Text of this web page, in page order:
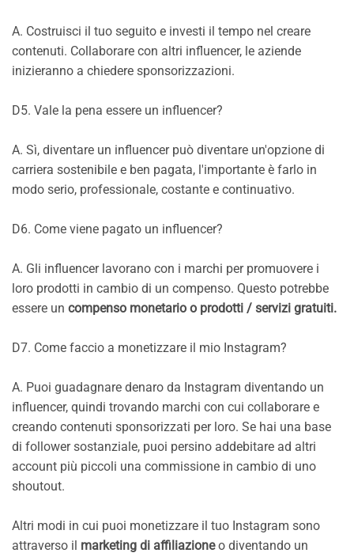
A. Costruisci il tuo seguito e investi il tempo nel creare
contenuti. Collaborare con altri influencer, le aziende
inizieranno a chiedere sponsorizzazioni.
D5. Vale la pena essere un influencer?
A. Sì, diventare un influencer può diventare un'opzione di
carriera sostenibile e ben pagata, l'importante è farlo in
modo serio, professionale, costante e continuativo.
D6. Come viene pagato un influencer?
A. Gli influencer lavorano con i marchi per promuovere i
loro prodotti in cambio di un compenso. Questo potrebbe
essere un compenso monetario o prodotti / servizi gratuiti.
D7. Come faccio a monetizzare il mio Instagram?
A. Puoi guadagnare denaro da Instagram diventando un
influencer, quindi trovando marchi con cui collaborare e
creando contenuti sponsorizzati per loro. Se hai una base
di follower sostanziale, puoi persino addebitare ad altri
account più piccoli una commissione in cambio di uno
shoutout.
Altri modi in cui puoi monetizzare il tuo Instagram sono
attraverso il marketing di affiliazioneo diventando un